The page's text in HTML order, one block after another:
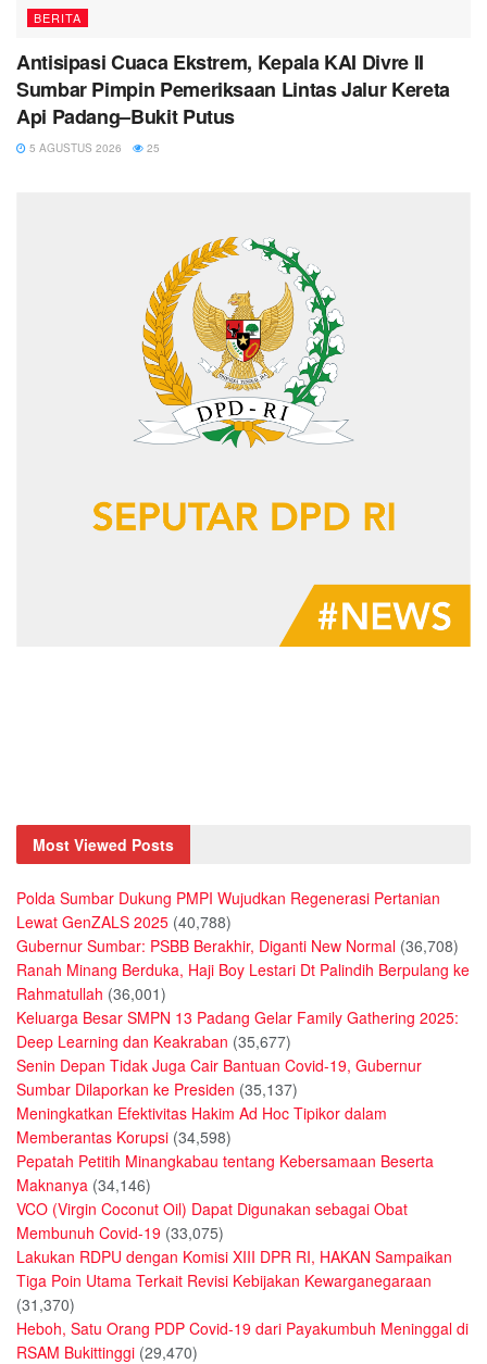
BERITA
Antisipasi Cuaca Ekstrem, Kepala KAI Divre II
Sumbar Pimpin Pemeriksaan Lintas Jalur Kereta
Api Padang–Bukit Putus
5 AGUSTUS 2026 25
Most Viewed Posts
Polda Sumbar Dukung PMPI Wujudkan Regenerasi Pertanian
Lewat GenZALS 2025 (40,788)
Gubernur Sumbar: PSBB Berakhir, Diganti New Normal (36,708)
Ranah Minang Berduka, Haji Boy Lestari Dt Palindih Berpulang ke
Rahmatullah (36,001)
Keluarga Besar SMPN 13 Padang Gelar Family Gathering 2025:
Deep Learning dan Keakraban (35,677)
Senin Depan Tidak Juga Cair Bantuan Covid-19, Gubernur
Sumbar Dilaporkan ke Presiden (35,137)
Meningkatkan Efektivitas Hakim Ad Hoc Tipikor dalam
Memberantas Korupsi (34,598)
Pepatah Petitih Minangkabau tentang Kebersamaan Beserta
Maknanya (34,146)
VCO (Virgin Coconut Oil) Dapat Digunakan sebagai Obat
Membunuh Covid-19 (33,075)
Lakukan RDPU dengan Komisi XIII DPR RI, HAKAN Sampaikan
Tiga Poin Utama Terkait Revisi Kebijakan Kewarganegaraan
(31,370)
Heboh, Satu Orang PDP Covid-19 dari Payakumbuh Meninggal di
RSAM Bukittinggi (29,470)